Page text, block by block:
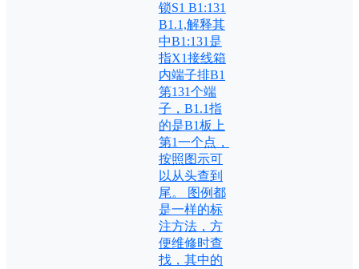
锁S1 B1:131
B1.1,解释其
中B1:131是
指X1接线箱
内端子排B1
第131个端
子，B1.1指
的是B1板上
第1一个点，
按照图示可
以从头查到
尾。 图例都
是一样的标
注方法，方
便维修时查
找，其中的